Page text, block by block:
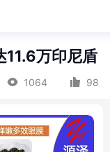
万印尼盾
1064 98